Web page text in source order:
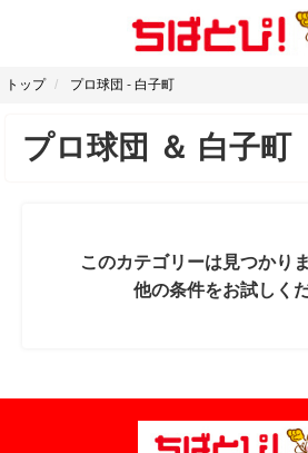
トップ プロ球団 - 白子町
プロ球団 ＆ 白子町
このカテゴリーは見つかり
他の条件をお試しく